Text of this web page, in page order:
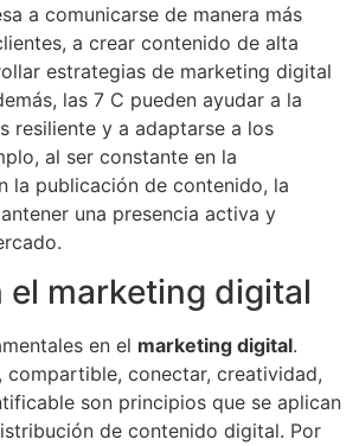
a comunicarse de manera más
a crear contenido de alta
estrategias de marketing digital
las 7 C pueden ayudar a la
resiliente y a adaptarse a los
al ser constante en la
la publicación de contenido, la
una presencia activa y
el marketing digital
en el marketing digital.
compartible, conectar, creatividad,
son principios que se aplican
de contenido digital. Por